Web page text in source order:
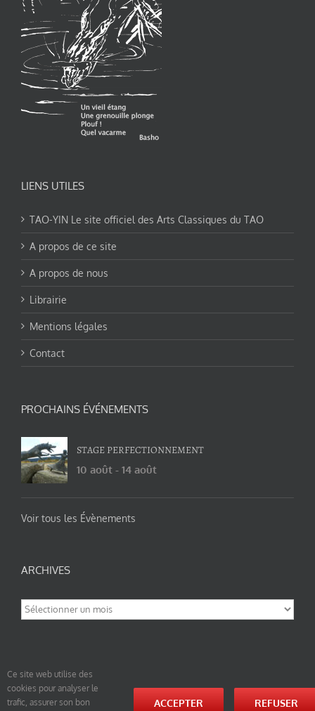
LIENS UTILES
TAO-YIN Le site officiel des Arts Classiques du TAO
A propos de ce site
A propos de nous
Librairie
Mentions légales
Contact
PROCHAINS ÉVÉNEMENTS
STAGE PERFECTIONNEMENT
10 août - 14 août
Voir tous les Évènements
ARCHIVES
Archives
© tao-yin.co © TAO-YIN.fr Georges Charles, Hormis les pages https://tao-yin.fr/georges-charles/
et https://tao-yin.fr/san-yiquan-le-poing-des-trois-harmonies/ sous licence Creative Commons
Ce site web utilise des
cookies pour analyser le
trafic, assurer son bon
ACCEPTER REFUSER